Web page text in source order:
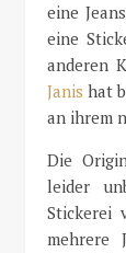
eine
eine
anderen
Janis hat
an ihrem
Die
leider
Stickerei
mehrere